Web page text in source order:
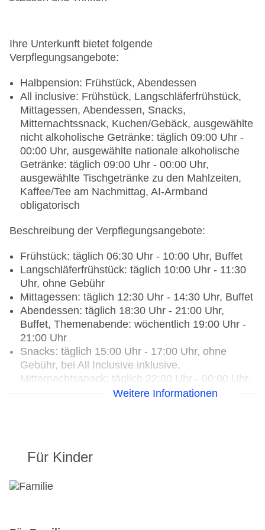
Souvenirshop, Boutique, Juwelier, Friseur
Arzt: Sprachen: deutsch, englisch, französisch
ohne Gebühr, an der Rezeption/in der Lobby:
ohne Gebühr, in der Bar: ohne Gebühr, am Pool:
ohne Gebühr
Wäscheservice: gegen Gebühr, Barzahlung
Concierge Service
Zahlungsarten: TUI Card / VISA, MasterCard
Haustiere nicht erlaubt
Parkmöglichkeiten: Stellplätze, nicht überdacht:
ohne Gebühr, Anfrage & Reservierung nicht
notwendig
klimatisierte Tagungsräume, Tageslicht,
Coffee Breaks: gegen Gebühr, Barzahlung
Größe des Hotels/Anlage: 3,5 ha
Gebäudeanzahl: 1, Etagen: 4, Zimmer: 266
Landeskategorie: 4 Sterne
Ihre Unterkunft bietet folgende
Verpflegungsangebote:
Halbpension: Frühstück, Abendessen
All inclusive: Frühstück, Langschläferfrühstück,
Mittagessen, Abendessen, Snacks,
Mitternachtssnack, Kuchen/Gebäck, ausgewählte
nicht alkoholische Getränke: täglich 09:00 Uhr -
00:00 Uhr, ausgewählte nationale alkoholische
Getränke: täglich 09:00 Uhr - 00:00 Uhr,
ausgewählte Tischgetränke zu den Mahlzeiten,
Kaffee/Tee am Nachmittag, AI-Armband
obligatorisch
Beschreibung der Verpflegungsangebote:
Frühstück: täglich 06:30 Uhr - 10:00 Uhr, Buffet
Langschläferfrühstück: täglich 10:00 Uhr - 11:30
Uhr, ohne Gebühr
Mittagessen: täglich 12:30 Uhr - 14:30 Uhr, Buffet
Abendessen: täglich 18:30 Uhr - 21:00 Uhr,
Buffet, Themenabende: wöchentlich 19:00 Uhr -
21:00 Uhr
Snacks: täglich 15:00 Uhr - 17:00 Uhr, ohne
Gebühr, bei All Inclusive inklusive,
Mitternachtssnack: täglich 22:00 Uhr - 00:00 Uhr,
ohne Gebühr, bei All Inclusive inklusive,
Uhr, gegen Gebühr, Barzahlung
Unterhaltungsprogramm, Silvesterspecial: Buffet,
Restaurants: 3
Weitere Informationen
Für Kinder